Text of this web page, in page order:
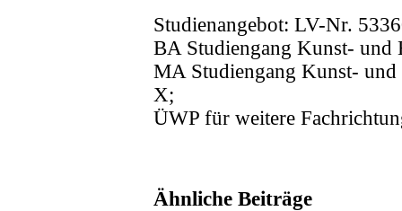
Studienangebot: LV-Nr.
BA Studiengang Kunst-
MA Studiengang Kunst-
X;
ÜWP für weitere
Ähnliche Beiträge